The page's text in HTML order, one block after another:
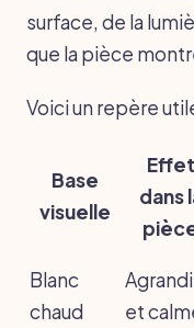
surface, de la
que la pièce
Voici un repère
Base
visuelle
Effet
dans
Blanc
chaud
et